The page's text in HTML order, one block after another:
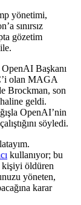
yönetimi,
sınırsız
gözetim
OpenAI Başkanı
olan MAGA
Brockman, son
geldi.
OpenAI’nin
söyledi.
kullanıyor; bu
kişiyi öldüren
yöneten,
karar